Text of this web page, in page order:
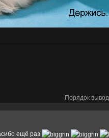
Порядок
ещё раз